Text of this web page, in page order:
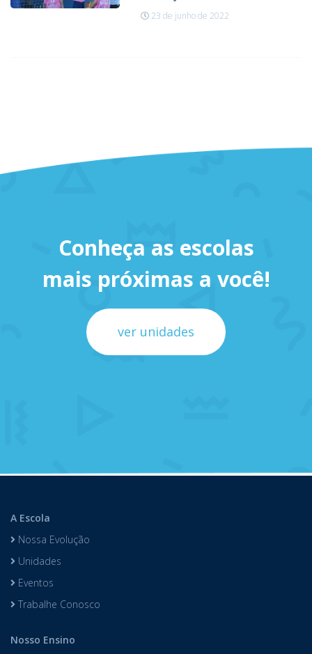
23 de junho de 2022
Conheça as escolas
mais próximas a você!
ver unidades
A Escola
Nossa Evolução
Unidades
Eventos
Trabalhe Conosco
Nosso Ensino